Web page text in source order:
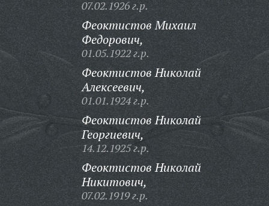
07.02.1926 г.р.
Феоктистов Михаил
Федорович,
01.05.1922 г.р.
Феоктистов Николай
Алексеевич,
01.01.1924 г.р.
Феоктистов Николай
Георгиевич,
14.12.1925 г.р.
Феоктистов Николай
Никитович,
07.02.1919 г.р.